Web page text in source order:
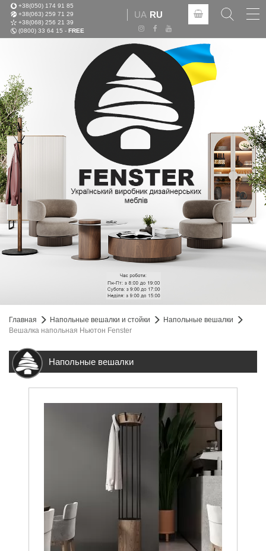
+38(050) 174 91 85
+38(063) 259 71 29
+38(068) 256 21 39
(0800) 33 64 15 - FREE
UA RU
Главная Напольные вешалки и стойки
Напольные вешалки
Вешалка напольная Ньютон Fenster
Напольные вешалки